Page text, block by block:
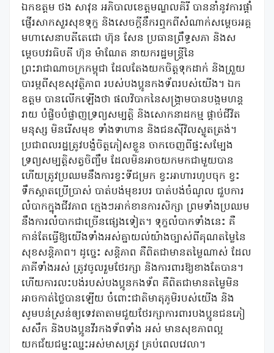
ឯកឧត្តម ថង សាវុន អភិបាលខេត្តមណ្ឌលគិរី បាននាំនូវការផ្ដាំ
ផ្ញើរសាកសួរសុខទុក្ខ និងសេចក្តីនឹករឮកពីសំណាក់សម្តេចអគ្គ
មហាសេនាបតីតេជោ ហ៊ុន សែន ប្រធានព្រឹទ្ធសភា និងស
ម្តេចបវរធិបតី ហ៊ុន ម៉ាណែត នាយករដ្ឋមន្ត្រីនៃ
ព្រះរាជាណាចក្រកម្ពុជា ដែលតែងយកចិត្តទុកដាក់ និងព្រួយ
បារម្ភពីសុខសុវត្ថិភាព របស់បងប្អូនកងទ័ពរបស់យើង។ ឯក
ឧត្តម បានលើកឡើងថា ផលវិបាកនៃសង្គ្រាមបានបង្កមហន្ត
រាយ បំផ្លិចបំផ្លាញទ្រព្យសម្បត្តិ និងសោកនាដកម្ម ផ្តាច់ជីវិត
មនុស្ស មិនរើសមុខ ទាំងទាហាន និងជនស៊ីវិលស្លូតត្រង់។
ប្រជាពលរដ្ឋត្រូវបង្ខំចិត្តភៀសខ្លួន ចាកចេញពីផ្ទះសម្បែង
ទ្រព្យសម្បត្តិសត្វចិញ្ចឹម ដែលមិនអាចយកមកជាមួយបាន
ហើយត្រូវប្រឈមនឹងការខ្វះទីជម្រក ខ្វះអាហារហូបចុក ខ្វះ
ទឹកស្អាតប្រើប្រាស់ បាត់បង់មុខរបរ បាត់បង់ចំណូល ជួបការ
លំបាកក្នុងជីវភាព ក្មេងៗអាក់ខានការសិក្សា ព្រមទាំងប្រឈម
នឹងការលំបាកជាច្រើនផ្សេងទៀត។ ទុក្ខលំបាកទាំងនេះ គឺ
កាន់តែធ្វើឱ្យយើងទាំងអស់គ្នាយល់យ៉ាងច្បាស់ពីគុណតម្លៃនៃ
សុខសន្តិភាព។ ដូច្នេះ សន្តិភាព គឺពិតជាមានតម្លៃណាស់ ដែល
ភាគីទាំងអស់ ត្រូវចូលរួមថែរក្សា និងការពារឱ្យខាងតែបាន។
ហើយការលះបង់របស់បងប្អូនកងទ័ព គឺពិតជាមានតម្លៃមិន
អាចកាត់ថ្លៃបានឡើយ ចំពោះជាតិមាតុភូមិរបស់យើង និង
សូមបន់ស្រន់ឲ្យទេវតាតាមជួយថែរក្សាការពារបងប្អូនជនភៀ
សសឹក និងបងប្អូនវីរកងទ័ពទាំង អស់ មានសុខភាពល្អ
យកជ័យជម្នះឈ្នះអស់មាសត្រូវ គ្រប់ពេលវេលា។